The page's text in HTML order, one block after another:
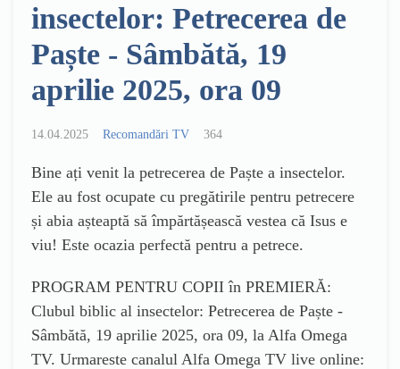
insectelor: Petrecerea de
Paște - Sâmbătă, 19
aprilie 2025, ora 09
14.04.2025 Recomandări TV 364
Bine ați venit la petrecerea de Paște a insectelor.
Ele au fost ocupate cu pregătirile pentru petrecere
și abia așteaptă să împărtășească vestea că Isus e
viu! Este ocazia perfectă pentru a petrece.
PROGRAM PENTRU COPII în PREMIERĂ:
Clubul biblic al insectelor: Petrecerea de Paște -
Sâmbătă, 19 aprilie 2025, ora 09, la Alfa Omega
TV. Urmareste canalul Alfa Omega TV live online: